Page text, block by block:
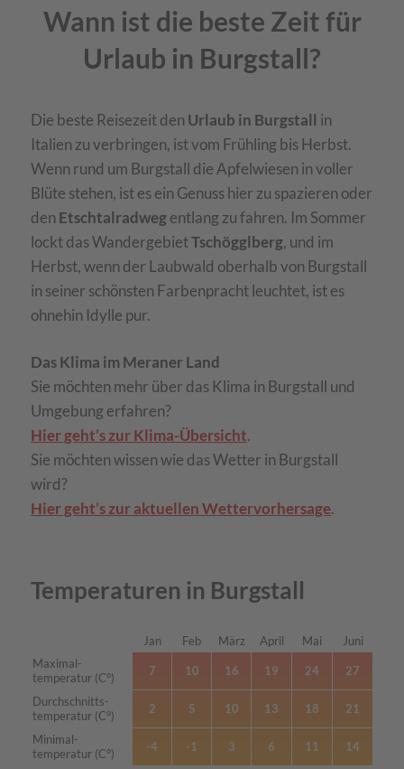
Wann ist die beste Zeit für
Urlaub in Burgstall?
Die beste Reisezeit den Urlaub in Burgstall in
Italien zu verbringen, ist vom Frühling bis Herbst.
Wenn rund um Burgstall die Apfelwiesen in voller
Blüte stehen, ist es ein Genuss hier zu spazieren oder
den Etschtalradwegentlang zu fahren. Im Sommer
lockt das WandergebietTschögglberg, und im
Herbst, wenn der Laubwald oberhalb von Burgstall
in seiner schönsten Farbenpracht leuchtet, ist es
ohnehin Idylle pur.
Das Klima im Meraner Land
Sie möchten mehr über das Klima in Burgstall und
Umgebung erfahren?
Hier geht’s zur Klima-Übersicht.
Sie möchten wissen wie das Wetter in Burgstall
wird?
Hier geht’s zur aktuellen Wettervorhersage.
Temperaturen in Burgstall
Jan Feb März April Mai
Juni
Maximal-
temperatur (C°)
7 10 16 19 24 27
Durchschnitts-
temperatur (C°)
2 5 10 13 18 21
Minimal-
temperatur (C°)
-4 -1 3 6 11 14